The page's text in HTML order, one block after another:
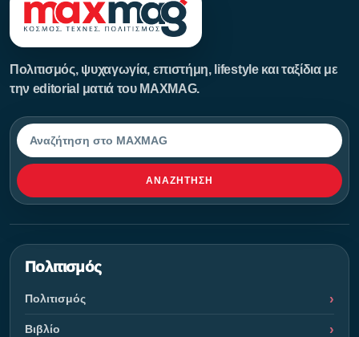
Πολιτισμός, ψυχαγωγία, επιστήμη, lifestyle και ταξίδια με
την editorial ματιά του MAXMAG.
Αναζήτηση
ΑΝΑΖΉΤΗΣΗ
Πολιτισμός
Πολιτισμός
Βιβλίο